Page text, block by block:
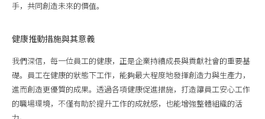
遵守政策 隱私策略 使用條款
手，共同創造未來的價值。
健康推動措施與其意義
我們深信，每一位員工的健康，正是企業持續成長與貢獻社會的重要基
礎。員工在健康的狀態下工作，能夠最大程度地發揮創造力與生產力，
進而創造更優質的成果。透過各項健康促進措施，打造讓員工安心工作
的職場環境，不僅有助於提升工作的成就感，也能增強整體組織的活